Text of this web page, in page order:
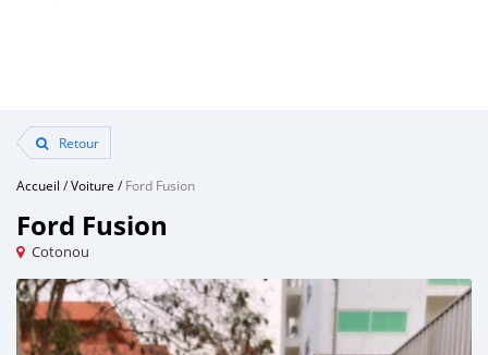
Retour
Accueil /Voiture /Ford Fusion
Ford Fusion
Cotonou